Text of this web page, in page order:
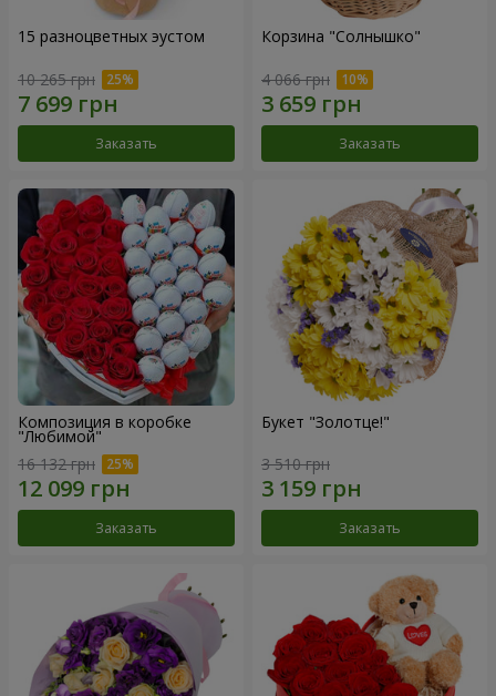
15 разноцветных эустом
10 265 грн
Заказать
Корзина "Солнышко"
4 066 грн
Заказать
Композиция в коробке
"Любимой"
16 132 грн
Заказать
Букет "Золотце!"
3 510 грн
Заказать